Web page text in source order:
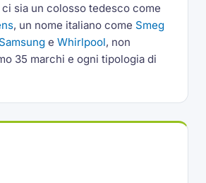
ci sia un colosso tedesco come
, un nome italiano come Smeg
Samsung eWhirlpool, non
35 marchi e ogni tipologia di